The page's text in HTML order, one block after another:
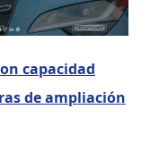
capacidad
de ampliación